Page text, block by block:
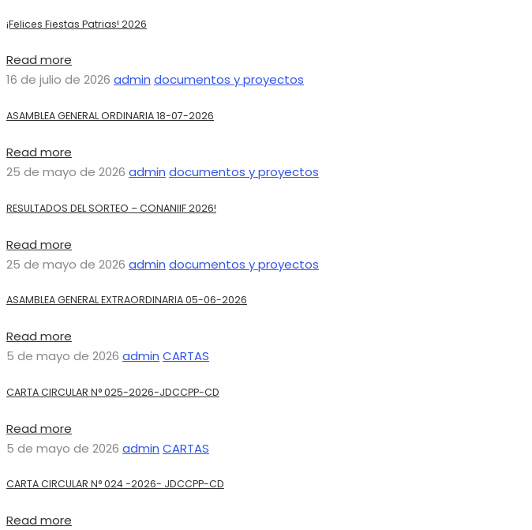
¡Felices Fiestas Patrias! 2026
Read more
16 de julio de 2026 admin documentos y proyectos
ASAMBLEA GENERAL ORDINARIA 18-07-2026
Read more
25 de mayo de 2026 admin documentos y proyectos
RESULTADOS DEL SORTEO – CONANIIF 2026!
Read more
25 de mayo de 2026 admin documentos y proyectos
ASAMBLEA GENERAL EXTRAORDINARIA 05-06-2026
Read more
5 de mayo de 2026 admin CARTAS
CARTA CIRCULAR N° 025-2026-JDCCPP-CD
Read more
5 de mayo de 2026 admin CARTAS
CARTA CIRCULAR N° 024 -2026- JDCCPP-CD
Read more